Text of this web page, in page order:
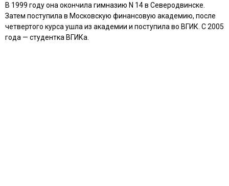
В 1999 году она окончила гимназию N 14 в Северодвинске.
Затем поступила в Московскую финансовую академию, после
четвертого курса ушла из академии и поступила во ВГИК. С 2005
года — студентка ВГИКа.